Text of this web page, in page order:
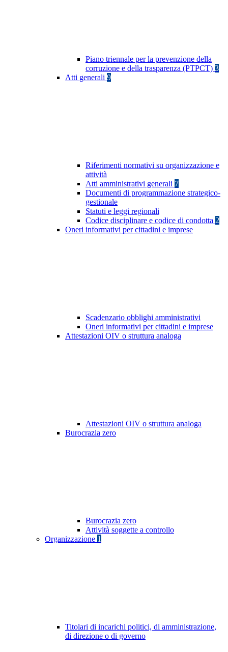
Piano triennale per la prevenzione della
corruzione e della trasparenza (PTPCT) 3
Atti generali 9
Riferimenti normativi su organizzazione e
attività
Atti amministrativi generali 7
Documenti di programmazione strategico-
gestionale
Statuti e leggi regionali
Codice disciplinare e codice di condotta 2
Oneri informativi per cittadini e imprese
Scadenzario obblighi amministrativi
Oneri informativi per cittadini e imprese
Attestazioni OIV o struttura analoga
Attestazioni OIV o struttura analoga
Burocrazia zero
Burocrazia zero
Attività soggette a controllo
Organizzazione 1
Titolari di incarichi politici, di amministrazione,
di direzione o di governo